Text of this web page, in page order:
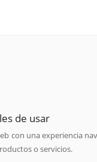
de usar
con una experiencia
o servicios.